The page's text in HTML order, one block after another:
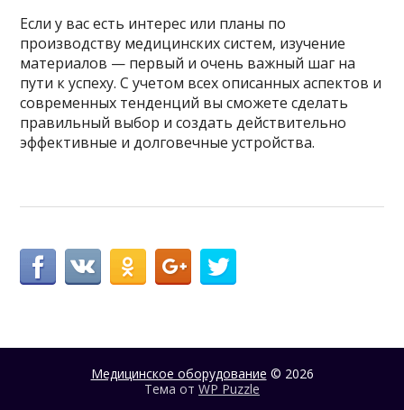
Если у вас есть интерес или планы по
производству медицинских систем, изучение
материалов — первый и очень важный шаг на
пути к успеху. С учетом всех описанных аспектов и
современных тенденций вы сможете сделать
правильный выбор и создать действительно
эффективные и долговечные устройства.
Медицинское оборудование © 2026
Тема от WP Puzzle